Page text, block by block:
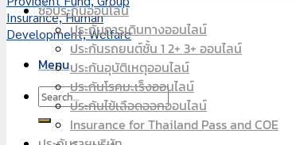
Menu
ซื้อประกันออนไลน์
ประกันการเดินทางออนไลน์
ประกันรถยนต์ชั้น 1 2+ 3+ ออนไลน์
ประกันอุบัติเหตุออนไลน์
ประกันโรคมะเร็งออนไลน์
ประกันไข้เลือดออกออนไลน์
Insurance for Thailand Pass and COE